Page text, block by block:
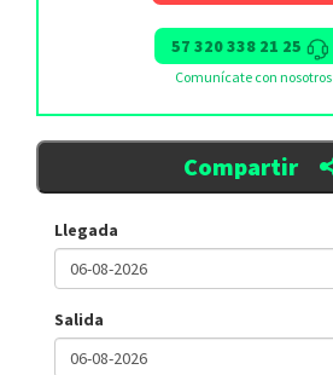
57 320 338 21 25
Comunícate con nosotros
Compartir
Llegada
Salida